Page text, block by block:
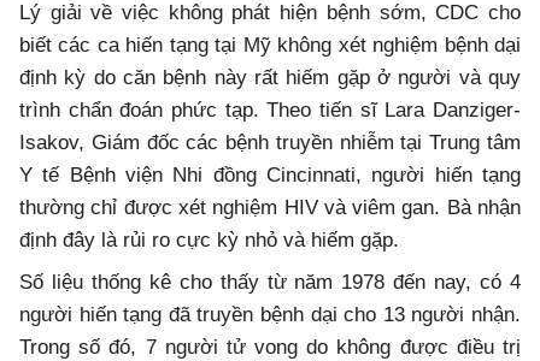
Lý giải về việc không phát hiện bệnh sớm, CDC cho
biết các ca hiến tạng tại Mỹ không xét nghiệm bệnh dại
định kỳ do căn bệnh này rất hiếm gặp ở người và quy
trình chẩn đoán phức tạp. Theo tiến sĩ Lara Danziger-
Isakov, Giám đốc các bệnh truyền nhiễm tại Trung tâm
Y tế Bệnh viện Nhi đồng Cincinnati, người hiến tạng
thường chỉ được xét nghiệm HIV và viêm gan. Bà nhận
định đây là rủi ro cực kỳ nhỏ và hiếm gặp.
Số liệu thống kê cho thấy từ năm 1978 đến nay, có 4
người hiến tạng đã truyền bệnh dại cho 13 người nhận.
Trong số đó, 7 người tử vong do không được điều trị